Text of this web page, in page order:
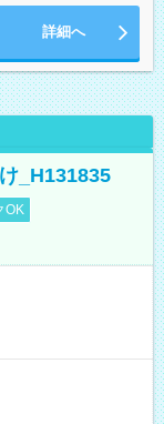
となります）
詳細へ
_H131835
OK